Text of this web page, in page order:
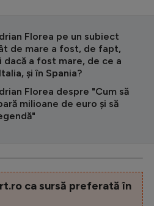
Florea pe un subiect
de mare a fost, de fapt,
dacă a fost mare, de ce a
și în Spania?
Florea despre "Cum să
milioane de euro și să
ca sursă preferată în